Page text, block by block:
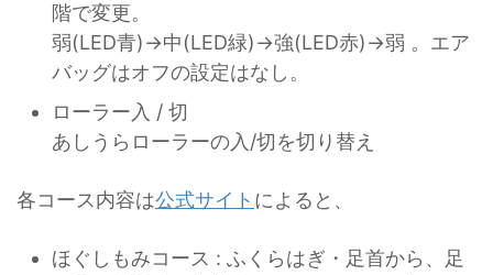
階で変更。
弱(LED青)→中(LED緑)→強(LED赤)→弱 。エア
バッグはオフの設定はなし。
ローラー入 / 切
あしうらローラーの入/切を切り替え
各コース内容は公式サイト によると、
ほぐしもみコース : ふくらはぎ・足首から、足